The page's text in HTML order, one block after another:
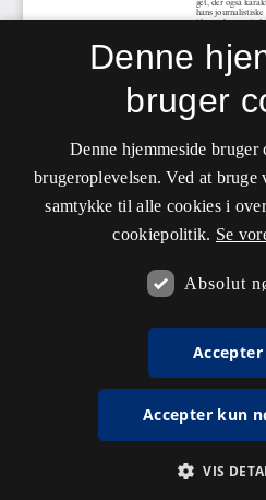
Denne
bruger
Denne hjemmeside
brugeroplevelsen. Ved at bruge
samtykke til alle cookies i
cookiepolitik. Se
Absolut
Accepter kun
VIS